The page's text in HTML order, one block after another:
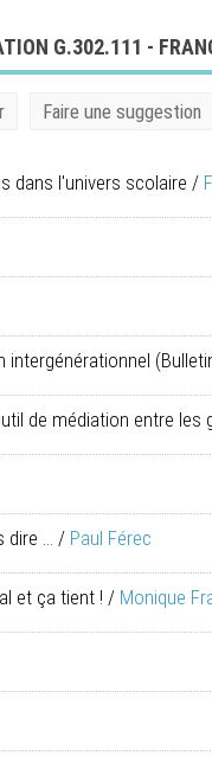
G.302.111 -
Faire une suggestion
dans l'univers scolaire /
intergénérationnel
de médiation entre les
dire ... / Paul Férec
et ça tient ! / Monique